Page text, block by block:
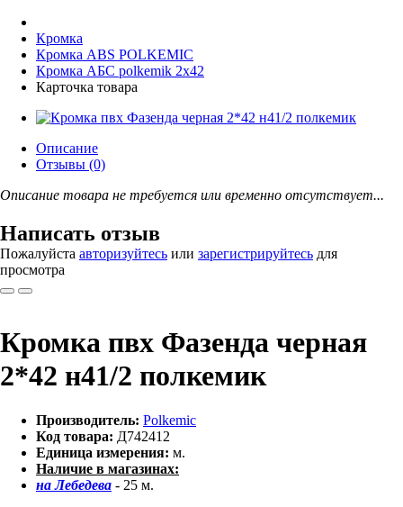
Кромка
Кромка ABS POLKEMIС
Кромка АБС polkemik 2x42
Карточка товара
Описание
Отзывы (0)
Описание товара не требуется или временно отсутствует...
Написать отзыв
Пожалуйста авторизуйтесь или зарегистрируйтесь для
просмотра
Кромка пвх Фазенда черная
2*42 н41/2 полкемик
Производитель: Polkemic
Код товара: Д742412
Единица измерения: м.
Наличие в магазинах:
на Лебедева - 25 м.